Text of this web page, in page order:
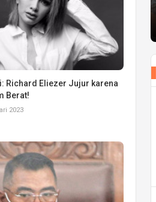
Richard Eliezer Jujur karena
Berat!
2023